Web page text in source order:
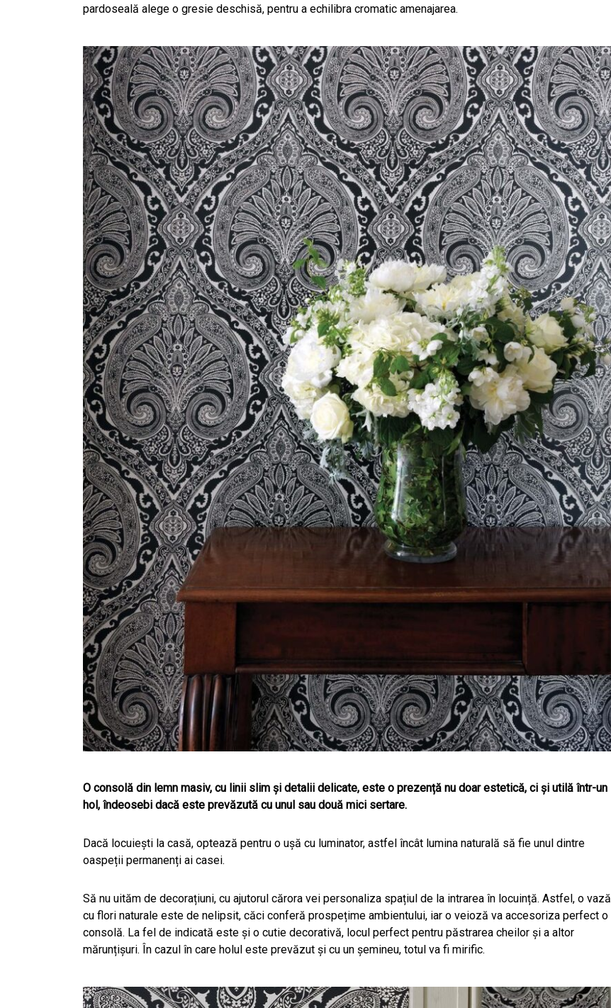
pardoseală alege o gresie deschisă, pentru a echilibra cromatic amenajarea.
O consolă din lemn masiv, cu linii slim și detalii delicate, este o prezență nu doar estetică, ci și utilă într-un
hol, îndeosebi dacă este prevăzută cu unul sau două mici sertare.
Dacă locuiești la casă, optează pentru o ușă cu luminator, astfel încât lumina naturală să fie unul dintre
oaspeții permanenți ai casei.
Să nu uităm de decorațiuni, cu ajutorul cărora vei personaliza spațiul de la intrarea în locuință. Astfel, o vază
cu flori naturale este de nelipsit, căci conferă prospețime ambientului, iar o veioză va accesoriza perfect o
consolă. La fel de indicată este și o cutie decorativă, locul perfect pentru păstrarea cheilor și a altor
mărunțișuri. În cazul în care holul este prevăzut și cu un șemineu, totul va fi mirific.